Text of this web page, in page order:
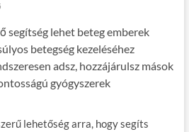
segítség lehet beteg emberek
betegség kezeléséhez
adsz, hozzájárulsz mások
gyógyszerek
lehetőség arra, hogy segíts